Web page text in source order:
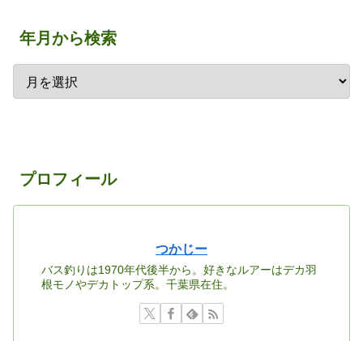
年月から検索
プロフィール
つかじー
バス釣りは1970年代後半から。好きなルアーはデカ羽
根モノやデカトップ系。千葉県在住。